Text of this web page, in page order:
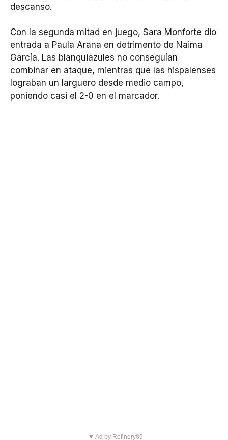
descanso.
Con la segunda mitad en juego, Sara Monforte dio
entrada a Paula Arana en detrimento de Naima
García. Las blanquiazules no conseguían
combinar en ataque, mientras que las hispalenses
lograban un larguero desde medio campo,
poniendo casi el 2-0 en el marcador.
▼ Ad by Refinery89